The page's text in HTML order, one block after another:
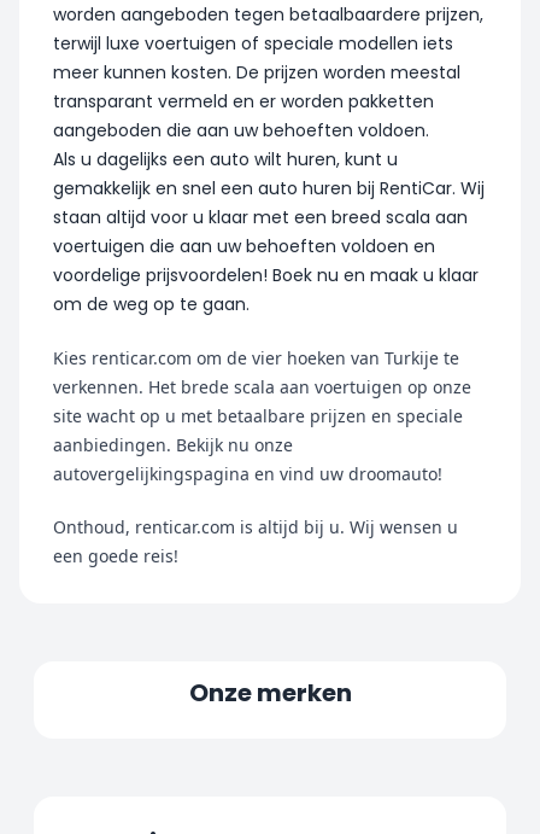
worden aangeboden tegen betaalbaardere prijzen,
terwijl luxe voertuigen of speciale modellen iets
meer kunnen kosten. De prijzen worden meestal
transparant vermeld en er worden pakketten
aangeboden die aan uw behoeften voldoen.
Als u dagelijks een auto wilt huren, kunt u
gemakkelijk en snel een auto huren bij RentiCar. Wij
staan altijd voor u klaar met een breed scala aan
voertuigen die aan uw behoeften voldoen en
voordelige prijsvoordelen! Boek nu en maak u klaar
om de weg op te gaan.
Kies renticar.com om de vier hoeken van Turkije te
verkennen. Het brede scala aan voertuigen op onze
site wacht op u met betaalbare prijzen en speciale
aanbiedingen. Bekijk nu onze
autovergelijkingspagina en vind uw droomauto!
Onthoud, renticar.com is altijd bij u. Wij wensen u
een goede reis!
Onze merken